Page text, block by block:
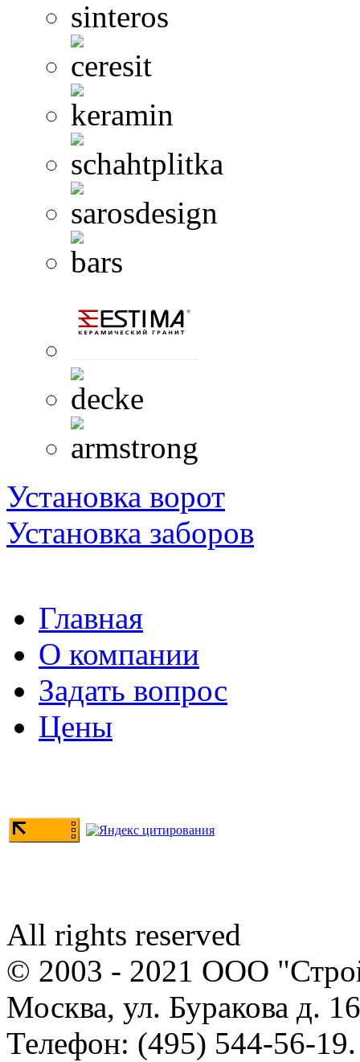
Установка ворот
Установка заборов
Главная
О компании
Задать вопрос
Цены
All rights reserved
© 2003 - 2021 ООО
Москва, ул. Буракова д.
Телефон: (495) 544-56-